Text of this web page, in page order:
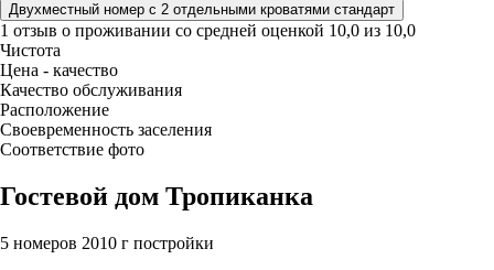
Двухместный номер с 2 отдельными кроватями стандарт
1 отзыв о проживании со средней оценкой 10,0 из 10,0
Чистота
Цена - качество
Качество обслуживания
Расположение
Своевременность заселения
Соответствие фото
Гостевой дом Тропиканка
5 номеров 2010 г постройки